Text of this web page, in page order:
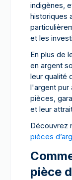
indigènes,
historiques
et les
En plus de
en argent
leur qualité
l'argent pur
pièces,
et leur
Découvrez
pièces
pièce